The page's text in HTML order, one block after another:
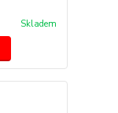
Skladem